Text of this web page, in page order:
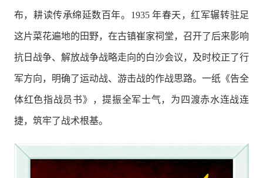
布，耕读传承绵延数百年。1935 年春天，红军辗转驻足
这片菜花遍地的田野，在古镇崔家祠堂，召开了后来影响
抗日战争、解放战争战略走向的白沙会议，及时校正了行
军方向，明确了运动战、游击战的作战思路。一纸《告全
体红色指战员书》，提振全军士气，为四渡赤水连战连
捷，筑牢了战术根基。